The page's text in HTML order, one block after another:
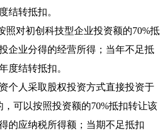
结转抵扣。
照对初创科技型企业投资额的70%抵
企业分得的经营所得；当年不足抵
度结转抵扣。
人采取股权投资方式直接投资于
，可以按照投资额的70%抵扣转让该
的应纳税所得额；当期不足抵扣